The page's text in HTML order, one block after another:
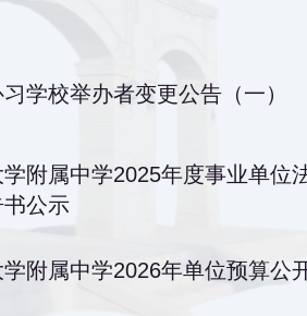
学校举办者变更公告（一）
附属中学2025年度事业单位
书公示
附属中学2026年单位预算公